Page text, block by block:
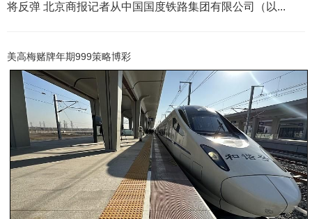
将反弹 北京商报记者从中国国度铁路集团有限公司（以...
美高梅赌牌年期999策略博彩